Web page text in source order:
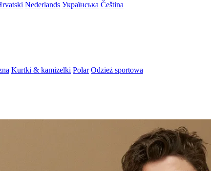
Nederlands Українська Čeština
Kurtki & kamizelki Polar Odzież sportowa